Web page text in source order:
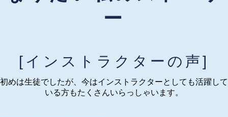
ー
[インストラクターの声]
初めは生徒でしたが、今はインストラクターとしても活躍して
いる方もたくさんいらっしゃいます。